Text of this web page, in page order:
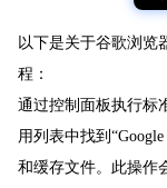
以下是关于谷歌浏览
程：
通过控制面板执行标
用列表中找到
和缓存文件。此操作